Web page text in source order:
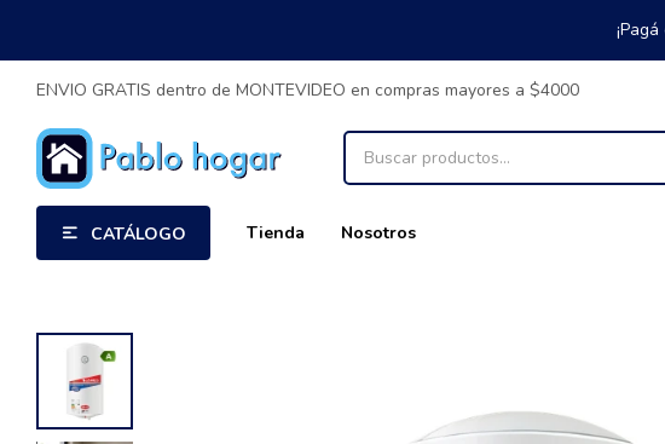
CATÁLOGO Tienda Nosotros
ENVIO GRATIS dentro de MONTEVIDEO en compras mayores a $4000